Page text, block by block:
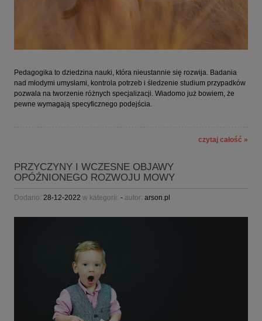
Pedagogika to dziedzina nauki, która nieustannie się rozwija. Badania
nad młodymi umysłami, kontrola potrzeb i śledzenie studium przypadków
pozwala na tworzenie różnych specjalizacji. Wiadomo już bowiem, że
pewne wymagają specyficznego podejścia.
czytaj całość »
PRZYCZYNY I WCZESNE OBJAWY
OPÓŹNIONEGO ROZWOJU MOWY
Dodano: 28-12-2022 w kategorii: - autor: arson.pl